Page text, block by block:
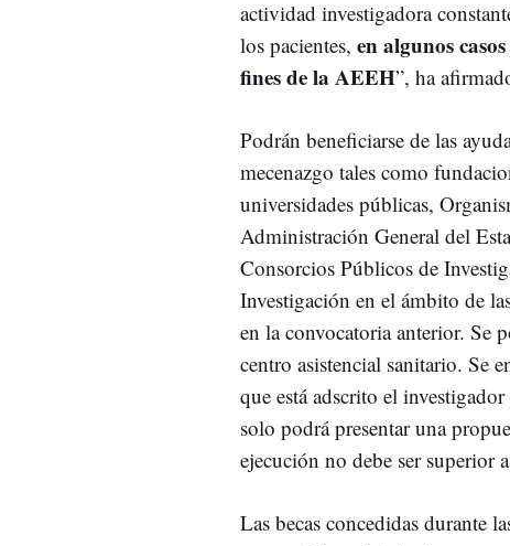
actividad investigadora
los pacientes, en algunos
fines de la AEEH”, ha
Podrán beneficiarse de las
mecenazgo tales como
universidades públicas,
Administración General del
Consorcios Públicos de
Investigación en el ámbito de
en la convocatoria anterior. Se
centro asistencial sanitario. Se
que está adscrito el
solo podrá presentar una
ejecución no debe ser superior
Las becas concedidas durante